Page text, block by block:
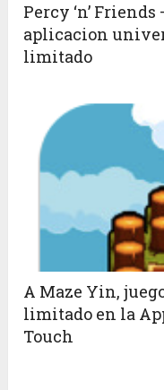
Percy ‘n’
aplicacion
limitado
A Maze Yin,
limitado en la
Touch